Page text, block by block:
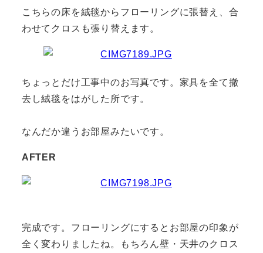
こちらの床を絨毯からフローリングに張替え、合
わせてクロスも張り替えます。
ちょっとだけ工事中のお写真です。家具を全て撤
去し絨毯をはがした所です。
なんだか違うお部屋みたいです。
AFTER
完成です。フローリングにするとお部屋の印象が
全く変わりましたね。もちろん壁・天井のクロス